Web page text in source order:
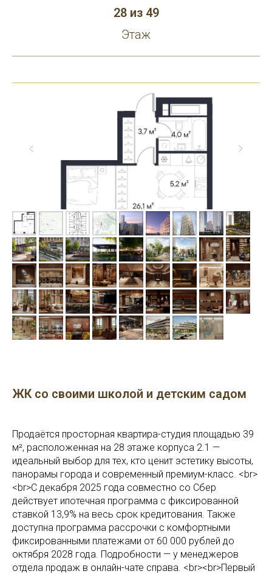
28 из 49
Этаж
ЖК со своими школой и детским садом
Продаётся просторная квартира-студия площадью 39
м², расположенная на 28 этаже корпуса 2.1 —
идеальный выбор для тех, кто ценит эстетику высоты,
панорамы города и современный премиум-класс. <br>
<br>С декабря 2025 года совместно со Сбер
действует ипотечная программа с фиксированной
ставкой 13,9% на весь срок кредитования. Также
доступна программа рассрочки с комфортными
фиксированными платежами от 60 000 рублей до
октября 2028 года. Подробности — у менеджеров
отдела продаж в онлайн-чате справа. <br><br>Первый